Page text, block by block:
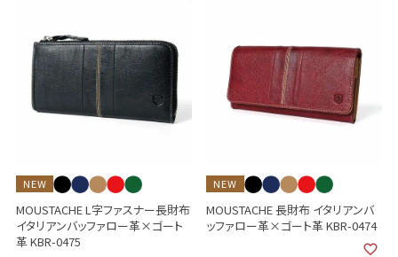
NEW
MOUSTACHE L字ファスナー長財布
イタリアンバッファロー革×ゴート
革 KBR-0475
NEW
MOUSTACHE 長財布 イタリアンバ
ッファロー革×ゴート革 KBR-0474